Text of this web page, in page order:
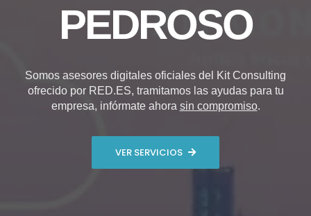
PEDROSO
Somos asesores digitales oficiales del Kit Consulting
ofrecido por RED.ES, tramitamos las ayudas para tu
empresa, infórmate ahora sin compromiso.
VER SERVICIOS